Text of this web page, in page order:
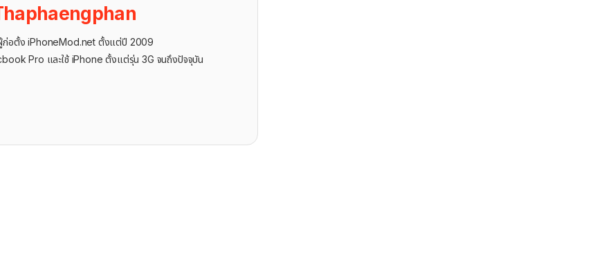
ก่อตั้ง iPhoneMod.net ตั้งแต่ปี 2009
Pro และใช้ iPhone ตั้งแต่รุ่น 3G จนถึงปัจจุบัน